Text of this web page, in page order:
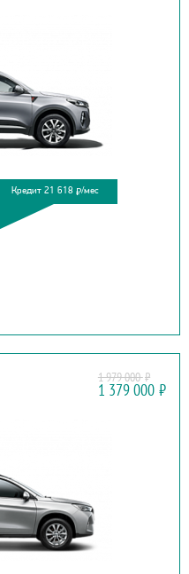
Кредит 21 618 ₽/мес
1 979 000₽
1 379 000 ₽